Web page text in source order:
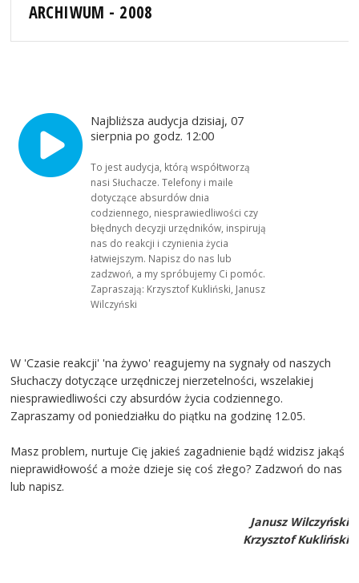
ARCHIWUM - 2008
Najbliższa audycja dzisiaj, 07
sierpnia po godz. 12:00
To jest audycja, którą współtworzą
nasi Słuchacze. Telefony i maile
dotyczące absurdów dnia
codziennego, niesprawiedliwości czy
błędnych decyzji urzędników, inspirują
nas do reakcji i czynienia życia
łatwiejszym. Napisz do nas lub
zadzwoń, a my spróbujemy Ci pomóc.
Zapraszają: Krzysztof Kukliński, Janusz
Wilczyński
W 'Czasie reakcji' 'na żywo' reagujemy na sygnały od naszych
Słuchaczy dotyczące urzędniczej nierzetelności, wszelakiej
niesprawiedliwości czy absurdów życia codziennego.
Zapraszamy od poniedziałku do piątku na godzinę 12.05.
Masz problem, nurtuje Cię jakieś zagadnienie bądź widzisz jakąś
nieprawidłowość a może dzieje się coś złego? Zadzwoń do nas
lub napisz.
Janusz Wilczyński
Krzysztof Kukliński